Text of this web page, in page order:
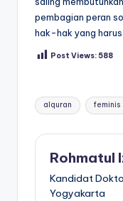
pembagian peran
hak-hak yang
Post Views:588
Tags:
alquran feminis
Rohmatul
Kandidat
Yogyakarta